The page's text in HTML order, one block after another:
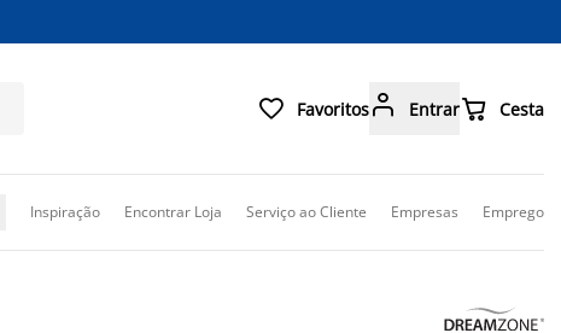
 Favoritos Entrar Cesta
Inspiração Encontrar Loja Serviço ao Cliente Empresas Emprego